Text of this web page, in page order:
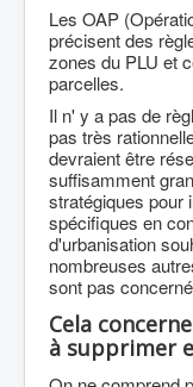
Les OAP
précisent des
zones du PLU et
parcelles.
Il n' y a pas de
pas très
devraient être
suffisamment
stratégiques pour
spécifiques en
d'urbanisation
nombreuses
sont pas
Cela
à supprimer